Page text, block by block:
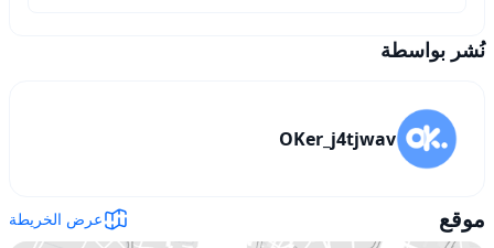
نُشر بواسطة
OKer_j4tjwav
موقع عرض الخريطة